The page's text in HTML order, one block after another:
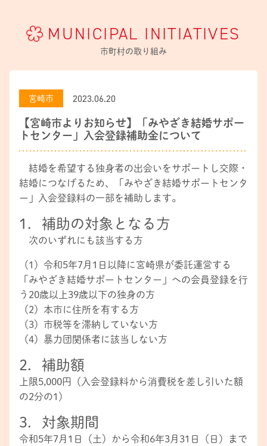
MUNICIPAL INITIATIVES
市町村の取り組み
宮崎市 2023.06.20
【宮崎市よりお知らせ】「みやざき結婚サポー
トセンター」入会登録補助金について
結婚を希望する独身者の出会いをサポートし交際・
結婚につなげるため、「みやざき結婚サポートセンタ
ー」入会登録料の一部を補助します。
1．補助の対象となる方
次のいずれにも該当する方
（1）令和5年7月1日以降に宮崎県が委託運営する
「みやざき結婚サポートセンター」への会員登録を行
う20歳以上39歳以下の独身の方
（2）本市に住所を有する方
（3）市税等を滞納していない方
（4）暴力団関係者に該当しない方
2．補助額
上限5,000円（入会登録料から消費税を差し引いた額
の2分の1）
3．対象期間
令和5年7月1日（土）から令和6年3月31日（日）まで